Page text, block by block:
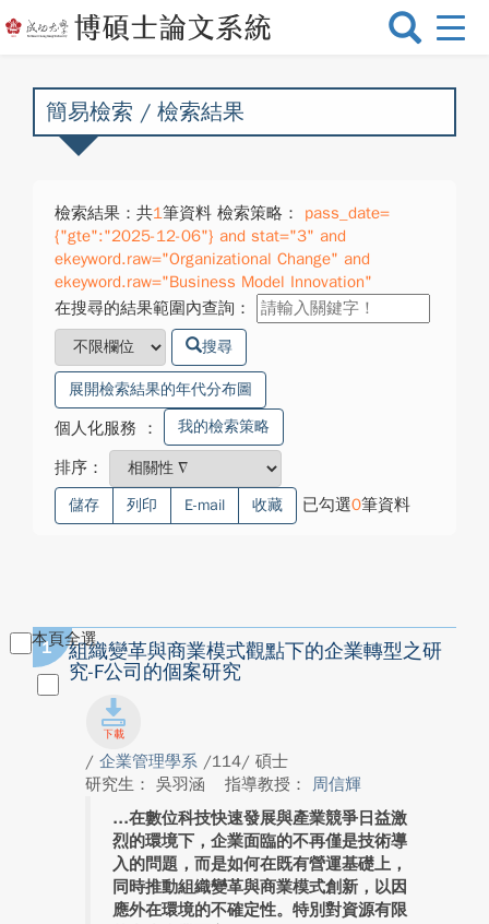
選
換
簡易檢索 / 檢索結果
檢索結果：共1筆資料 檢索策略：
pass_date=
{"gte":"2025-12-06"} and stat="3" and
ekeyword.raw="Organizational Change" and
ekeyword.raw="Business Model Innovation"
在搜尋的結果範圍內查詢：
搜尋
展開檢索結果的年代分布圖
個人化服務 ： 我的檢索策略
排序：
儲存 列印 E-mail 收藏 已勾選0筆資料
本頁全選
1
組織變革與商業模式觀點下的企業轉型之研
究-F公司的個案研究
/ 企業管理學系 /114/ 碩士
研究生： 吳羽涵
指導教授： 周信輝
在數位科技快速發展與產業競爭日益激
烈的環境下，企業面臨的不再僅是技術導
入的問題，而是如何在既有營運基礎上，
同時推動組織變革與商業模式創新，以因
應外在環境的不確定性。特別對資源有限